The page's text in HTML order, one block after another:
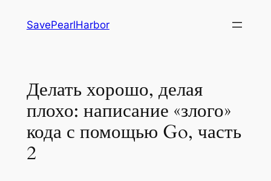
SavePearlHarbor
Делать хорошо, делая
плохо: написание «злого»
кода с помощью Go, часть
2